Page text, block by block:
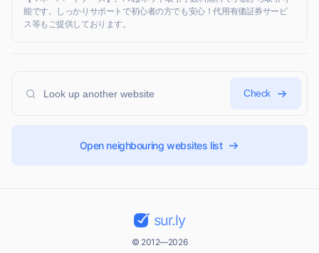
能です。しっかりサポートで初心者の方でも安心！代用有価証券サービ
ス等もご提供しております。
Check
Open neighbouring websites list
sur.ly
© 2012—2026